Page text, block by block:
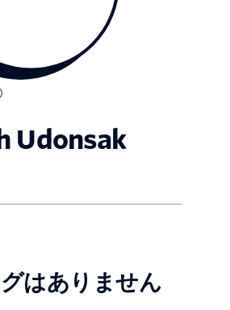
Udonsak
はありません